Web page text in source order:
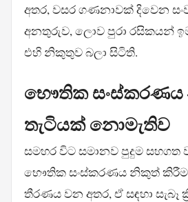
අතර, වසර ගණනාවක් දිවෙන
අනතුරුව, ලොව පුරා රසිකයන්
එහි නිකුතුව බලා සිටිති.
භෞතික
තැටියක් නොමැතිව
සමහර විට සමානව පුදුම සහගත
භෞතික සංස්කරණය නිකුත් කිරීමට
තීරණය වන අතර, ඒ සඳහා සැබෑ